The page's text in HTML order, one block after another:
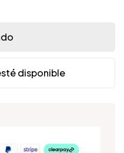
disponible